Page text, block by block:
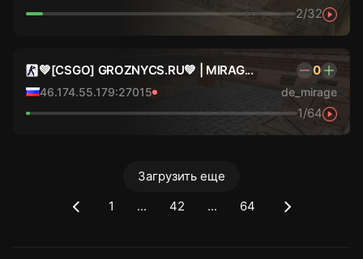
2/32
💚[CSGO] GROZNYCS.RU💚 | MIRAG... 0
46.174.55.179:27015 de_mirage
1/64
Загрузить еще
1
... 42 ... 64